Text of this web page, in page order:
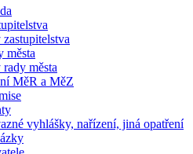
města
města
MěR a MěZ
vyhlášky, nařízení, jiná opatření